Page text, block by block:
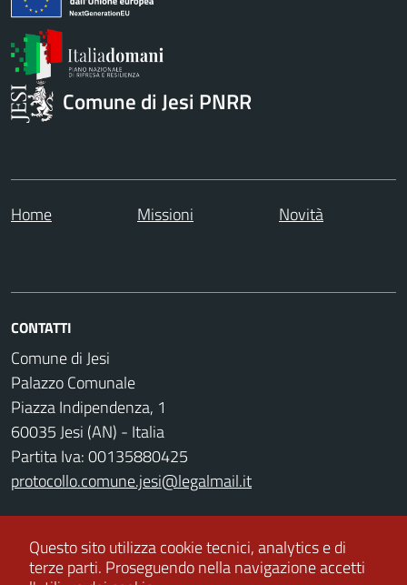
Comune di Jesi PNRR
Home Missioni Novità
CONTATTI
Comune di Jesi
Palazzo Comunale
Piazza Indipendenza, 1
60035 Jesi (AN) - Italia
Partita Iva: 00135880425
protocollo.comune.jesi@legalmail.it
Questo sito utilizza cookie tecnici, analytics e di
terze parti. Proseguendo nella navigazione accetti